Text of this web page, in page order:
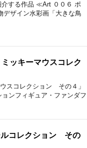
介する作品 ≪Art ００６ ポ
ザイン水彩画「大きな鳥
ッキーマウスコレク
スコレクション その４」
ンフィギュア・ファンダフ
ルコレクション その